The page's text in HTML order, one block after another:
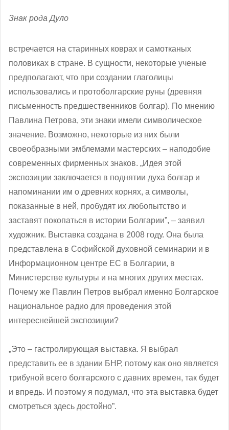
Знак рода Дуло
встречается на старинных коврах и самотканых
половиках в стране. В сущности, некоторые ученые
предполагают, что при создании глаголицы
использовались и протоболгарские руны (древняя
письменность предшественников болгар). По мнению
Павлина Петрова, эти знаки имели символическое
значение. Возможно, некоторые из них были
своеобразными эмблемами мастерских – наподобие
современных фирменных знаков. „Идея этой
экспозиции заключается в поднятии духа болгар и
напоминании им о древних корнях, а символы,
показанные в ней, пробудят их любопытство и
заставят покопаться в истории Болгарии”, – заявил
художник. Выставка создана в 2008 году. Она была
представлена в Софийской духовной семинарии и в
Информационном центре ЕС в Болгарии, в
Министерстве культуры и на многих других местах.
Почему же Павлин Петров выбрал именно Болгарское
национальное радио для проведения этой
интереснейшей экспозиции?
„Это – гастролирующая выставка. Я выбрал
представить ее в здании БНР, потому как оно является
трибуной всего болгарского с давних времен, так будет
и впредь. И поэтому я подумал, что эта выставка будет
смотреться здесь достойно”.